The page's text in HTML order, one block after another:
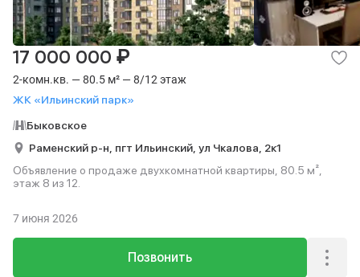
2-комн.кв. — 80.5 м² — 8/12 этаж
ЖК «Ильинский парк»
17 000 000 ₽
Быковское
Раменский р-н, пгт Ильинский, ул Чкалова, 2к1
Объявление о продаже двухкомнатной квартиры, 80.5 м²,
этаж 8 из 12.
Позвонить
7 июня 2026